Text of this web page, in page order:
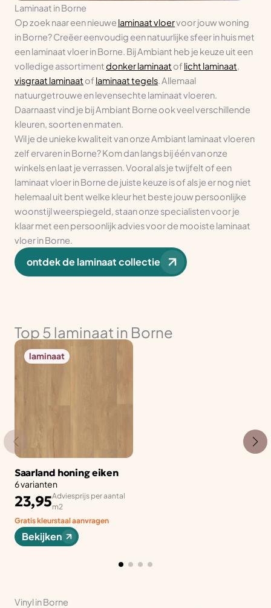
Laminaat in Borne
Op zoek naar een nieuwe laminaat vloervoor jouw woning
in Borne? Creëer eenvoudig een natuurlijke sfeer in huis met
een laminaat vloer in Borne. Bij Ambiant heb je keuze uit een
volledige assortimentdonker laminaat of licht laminaat,
visgraat laminaat of laminaat tegels. Allemaal
natuurgetrouwe en levensechte laminaat vloeren.
Daarnaast vind je bij Ambiant Borne ook veel verschillende
kleuren, soorten en maten.
Wil je de unieke kwaliteit van onze Ambiant laminaat vloeren
zelf ervaren in Borne? Kom dan langs bij één van onze
winkels en laat je verrassen. Vooral als je twijfelt of een
laminaat vloer in Borne de juiste keuze is of als je er nog niet
helemaal uit bent welke kleur het beste jouw persoonlijke
woonstijl weerspiegeld, staan onze specialisten voor je
klaar met een persoonlijk advies voor de mooiste laminaat
vloer in Borne.
ontdek de laminaat collectie
Top 5 laminaat in Borne
laminaat
Saarland honing eiken
6 varianten
23,95Adviesprijs per aantal
m2
Gratis kleurstaal aanvragen
Bekijken
Vinyl in Borne